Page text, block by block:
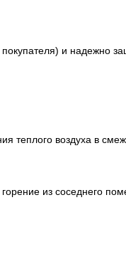
и надежно
теплого воздуха в
из соседнего